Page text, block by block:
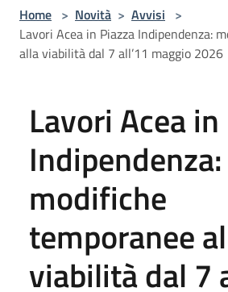
Home > Novità > Avvisi >
Lavori Acea in Piazza Indipendenza:
alla viabilità dal 7 all’11 maggio 2026
Lavori Acea
Indipendenza:
modifiche
temporanee
viabilità dal 7